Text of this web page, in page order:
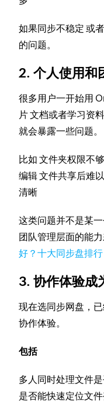
如果同步不稳定 或
的问题。
2. 个人使用和
很多用户一开始用
片 文档或者学习资
就会暴露一些问题。
比如 文件夹权限不
编辑 文件共享后难
清晰
这类问题并不是某
团队管理层面的能
好？十大同步盘排行
3. 协作体验成
现在选同步网盘，
协作体验。
包括
多人同时处理文件
是否能快速定位文